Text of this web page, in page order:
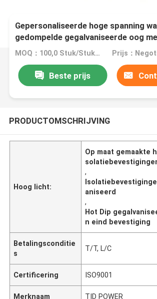
Gepersonaliseerde hoge spanning
gedompelde gegalvaniseerde oog
bevestiging
MOQ：100,0 Stuk/Stukken Prijs：
Beste prijs
PRODUCTOMSCHRIJVING
Hoog licht:
Op maat gemaakte
,
aniseerd
,
Hot Dip
n eind bevestiging
Betalingsconditie
s
T/T, L/C
Certificering ISO9001
Merknaam TID POWER